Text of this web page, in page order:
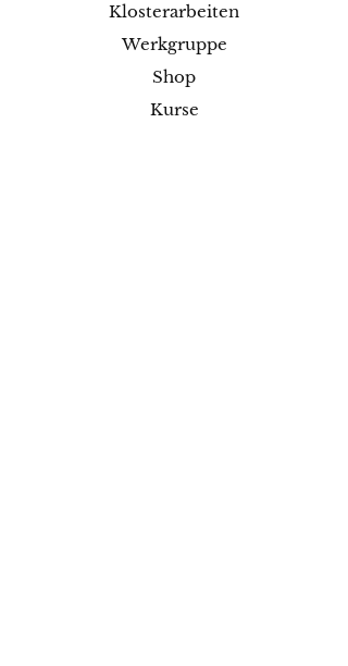
Klosterarbeiten
Werkgruppe
Shop
Kurse